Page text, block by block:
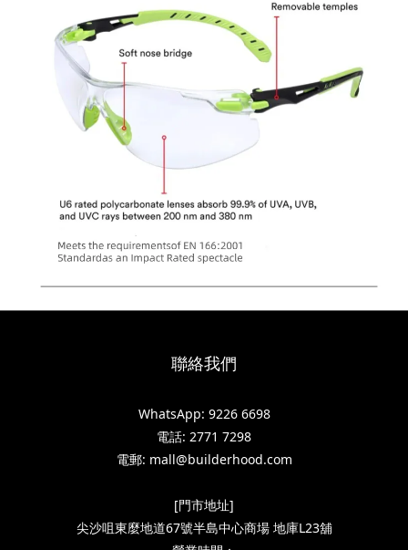
聯絡我們
WhatsApp: 9226 6698
電話: 2771 7298
電郵: mall@builderhood.com
[門市地址]
尖沙咀東麼地道67號半島中心商場 地庫L23舖